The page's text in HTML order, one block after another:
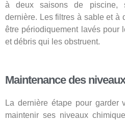
à deux saisons de piscine,
dernière. Les filtres à sable et à
être périodiquement lavés pour
et débris qui les obstruent.
Maintenance des
La dernière étape pour garder
maintenir ses niveaux